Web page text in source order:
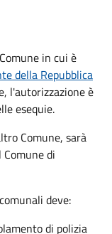
in cui è
della Repubblica
l'autorizzazione è
esequie.
Comune, sarà
di
deve:
di polizia